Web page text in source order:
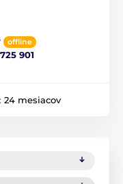
offline
901
24 mesiacov